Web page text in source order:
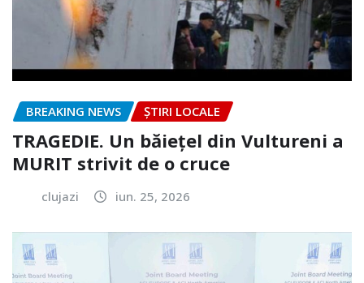
BREAKING NEWS ȘTIRI LOCALE
TRAGEDIE. Un băiețel din Vultureni a
MURIT strivit de o cruce
clujazi iun. 25, 2026